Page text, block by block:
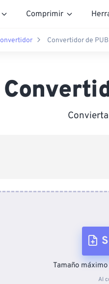
Comprimir
Convertidor de PUB
Tamaño
Al